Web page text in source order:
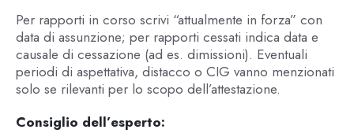
Per rapporti in corso scrivi “attualmente in forza” con
data di assunzione; per rapporti cessati indica data e
causale di cessazione (ad es. dimissioni). Eventuali
periodi di aspettativa, distacco o CIG vanno menzionati
solo se rilevanti per lo scopo dell’attestazione.
Consiglio dell’esperto: